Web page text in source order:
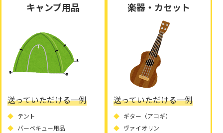
キャンプ用品
送っていただける一例
テント
バーベキュー用品
楽器・カセット
送っていただける一例
ギター（アコギ）
ヴァイオリン